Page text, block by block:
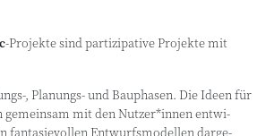
-Pro­jek­te sind par­ti­zi­pa­ti­ve Pro­jek­te mit
Pla­nungs- und Bau­pha­sen. Die Ideen für
gemein­sam mit den Nutzer*innen ent­wi­